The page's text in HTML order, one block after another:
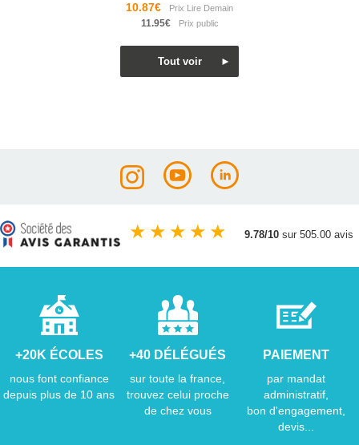
10.87€
11.95€
★ ★ ★ ★ ★ 9.78/10 sur 505.00 avis
+20K ÉCOLES
nous font confiance
depuis plus de 10 ans
+40 DÉLÉGUÉS
sur toute la france,
trouvez celui proche
de chez vous
PAIEMENT
par mandat
administratif,
bon d'engagement,
devis...